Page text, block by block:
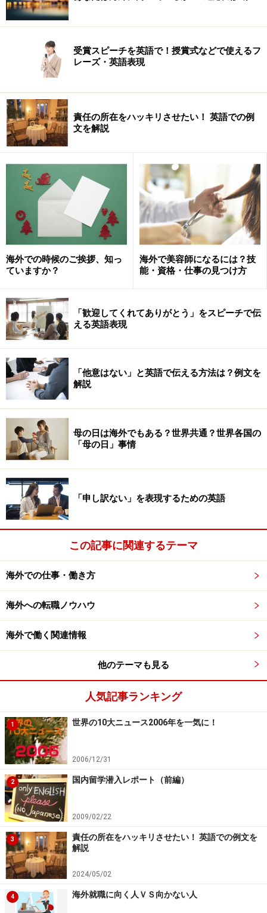
ます。
国内で海外に携わる仕事
国内にいながら、海外に携われる！というお仕事は以
下。必ずしも高い語学力を求められるわけではない、と
いう点が魅力かもしれません。
●カウンターセールス
いわゆるカウンターのスタッフです。窓口で旅行の予約
を手配したり、パッケージツアーを販売したりするのが
仕事です。必要なスキルとしては、旅行に関する知識
や、お客様のニーズをくみ取るコミュニケーション能力
が求められます。
●チケッティング
旅行業に不可欠な航空券やホテルの宿泊券、コンサート
のチケットなどを予約したり発券したりする仕事です。
必要なスキルとしては、コンピュータを使いこなす知識
す。
●法人営業
企業や学校などを対象に、団体旅行の販売をしたり、顧
客のニーズにあった旅行の企画、提案を行います。国際
コンサルティング能力や実行力が求められるでしょう。
て触れていきます。
※記事内容は執筆時点のものです。最新の内容をご確認くださ
い。
受賞スピーチを英語で！授賞式などで使えるフ
レーズ・英語表現
責任の所在をハッキリさせたい！ 英語での例
文を解説
海外での時候のご挨拶、知っ
ていますか？
海外で美容師になるには？技
能・資格・仕事の見つけ方
「歓迎してくれてありがとう」をスピーチで伝
える英語表現
「他意はない」と英語で伝える方法は？例文を
解説
母の日は海外でもある？世界共通？世界各国の
「母の日」事情
「申し訳ない」を表現するための英語
この記事に関連するテーマ
海外での仕事・働き方
海外への転職ノウハウ
海外で働く関連情報
他のテーマも見る
人気記事ランキング
1 世界の10大ニュース2006年を一気に！
2006/12/31
2 国内留学潜入レポート（前編）
2009/02/22
3
責任の所在をハッキリさせたい！ 英語での例文を
解説
2024/05/02
4 海外就職に向く人ＶＳ向かない人